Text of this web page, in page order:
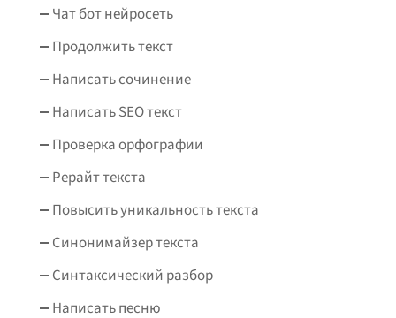
Чат бот нейросеть
Продолжить текст
Написать сочинение
Написать SEO текст
Проверка орфографии
Рерайт текста
Повысить уникальность текста
Синонимайзер текста
Синтаксический разбор
Написать песню